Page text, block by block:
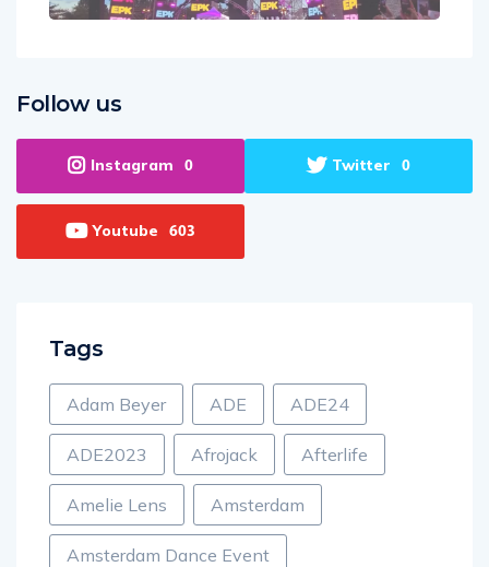
Follow us
Instagram 0 Twitter 0
Youtube 603
Tags
Adam Beyer ADE ADE24
ADE2023 Afrojack Afterlife
Amelie Lens Amsterdam
Amsterdam Dance Event